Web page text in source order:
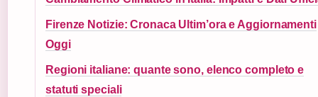
Firenze Notizie: Cronaca Ultim’ora e Aggiornamenti
Oggi
Regioni italiane: quante sono, elenco completo e
statuti speciali